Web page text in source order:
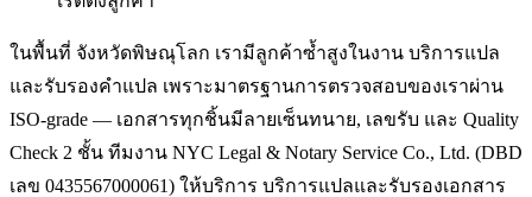
ในพื้นที่ จังหวัดพิษณุโลก เรามีลูกค้าซ้ำสูงในงาน บริการแปล
และรับรองคำแปล เพราะมาตรฐานการตรวจสอบของเราผ่าน
ISO-grade — เอกสารทุกชิ้นมีลายเซ็นทนาย, เลขรับ และ Quality
Check 2 ชั้น ทีมงาน NYC Legal & Notary Service Co., Ltd. (DBD
เลข 0435567000061) ให้บริการ บริการแปลและรับรองเอกสาร